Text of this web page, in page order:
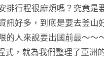
排行程很麻煩嗎？究竟
訊好多，到底是要去釜山
的人來說要出國前最～～
式，就為我們整理了亞洲